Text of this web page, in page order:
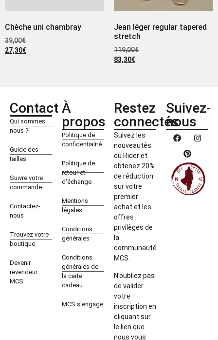
Chèche uni chambray
39,00€
27,30€
Jean léger regular tapered
stretch
119,00€
83,30€
Contact
Qui sommes
nous ?
Guide des
tailles
Suivre votre
commande
Contactez-
nous
Trouvez votre
boutique
Devenir
revendeur
MCS
À
propos
Politique de
confidentialité
Politique de
retour et
d'échange
Mentions
légales
Conditions
générales
Conditions
générales de
la carte
cadeau
MCS s'engage
Restez
connectés
Suivez les
nouveautés
du Rider et
obtenez 20%
de réduction
sur votre
premier
achat et les
offres
privilèges de
la
communauté
MCS.
N’oubliez pas
de valider
votre
inscription en
cliquant sur
le lien que
nous vous
Suivez-
nous